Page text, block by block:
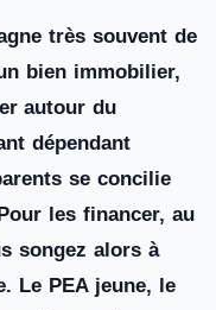
très souvent de
bien immobilier,
autour du
dépendant
se concilie
les financer, au
songez alors à
Le PEA jeune, le